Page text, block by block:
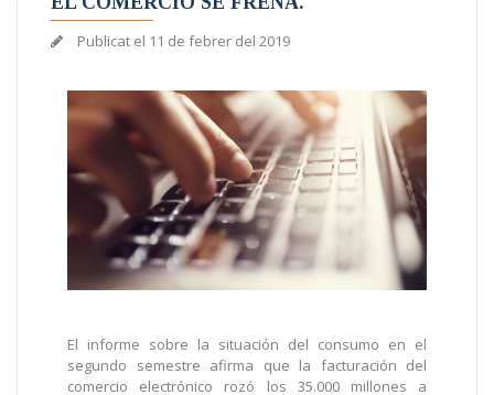
Publicat el 11 de febrer del 2019
El informe sobre la situación del consumo en el
segundo semestre afirma que la facturación del
comercio electrónico rozó los 35.000 millones a